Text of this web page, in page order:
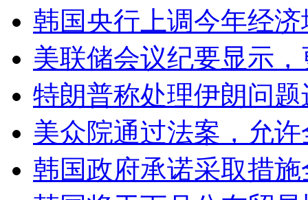
韩国央行上调今年经
美联储会议纪要显示
特朗普称处理伊朗问
美众院通过法案，允
韩国政府承诺采取措